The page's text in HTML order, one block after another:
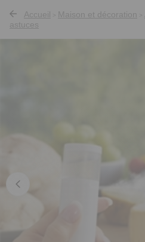
avec le code AT26
Accueil Maison et décoration
astuces